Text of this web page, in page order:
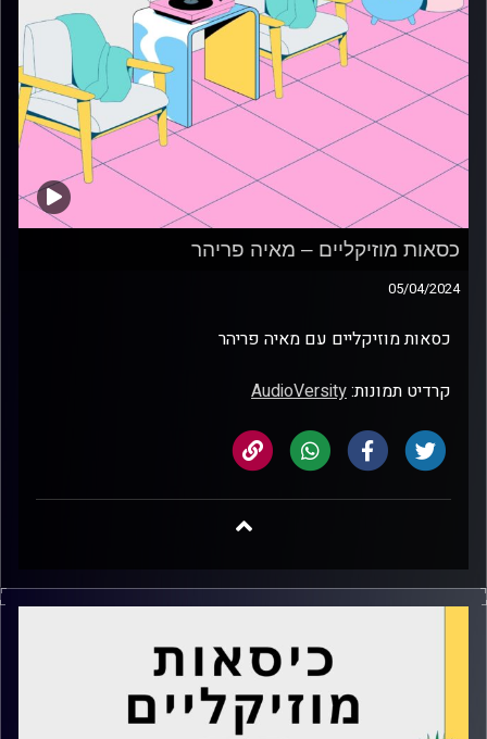
כסאות מוזיקליים – מאיה פריהר
05/04/2024
כסאות מוזיקליים עם מאיה פריהר
קרדיט תמונות:AudioVersity